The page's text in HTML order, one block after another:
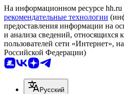
На информационном ресурсе hh.ru
рекомендательные технологии
предоставления информации на
и анализа сведений, относящихся
пользователей сети «Интернет»,
Российской Федерации)
Русский